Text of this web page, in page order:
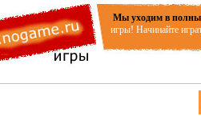
Мы уходим в
игры! Начинайте